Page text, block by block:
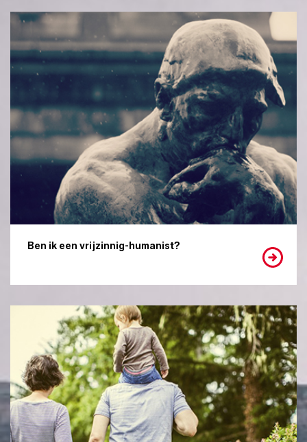
Ben ik een vrijzinnig-humanist?